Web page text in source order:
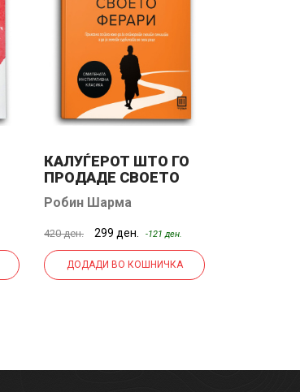
КАЛУЃЕРОТ ШТО ГО
ПРОДАДЕ СВОЕТО
ФЕРАРИ
Робин Шарма
420 ден. 299 ден. -121 ден.
ДОДАДИ ВО КОШНИЧКА